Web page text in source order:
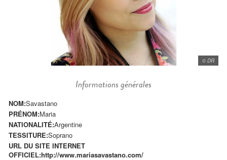
© DR
Informations générales
NOM:Savastano
PRÉNOM:Maria
NATIONALITÉ:Argentine
TESSITURE:Soprano
URL DU SITE INTERNET
OFFICIEL:http://www.mariasavastano.com/